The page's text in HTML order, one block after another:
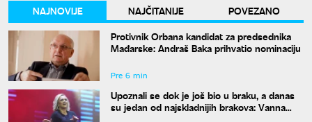
NAJNOVIJE NAJČITANIJE
POVEZANO
Protivnik Orbana kandidat za predsednika
Mađarske: Andraš Baka prihvatio nominaciju
Pre 6 min
Upoznali se dok je još bio u braku, a danas
su jedan od najskladnijih brakova: Vanna